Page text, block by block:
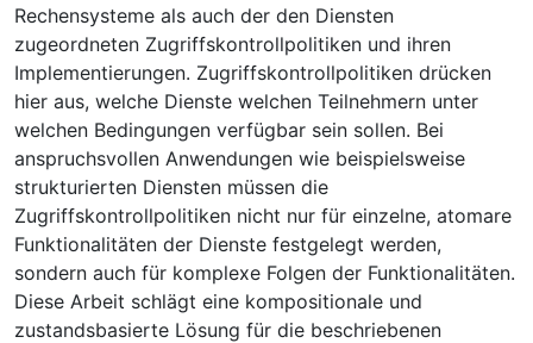
Rechensysteme als auch der den Diensten
zugeordneten Zugriffskontrollpolitiken und ihren
Implementierungen. Zugriffskontrollpolitiken drücken
hier aus, welche Dienste welchen Teilnehmern unter
welchen Bedingungen verfügbar sein sollen. Bei
anspruchsvollen Anwendungen wie beispielsweise
strukturierten Diensten müssen die
Zugriffskontrollpolitiken nicht nur für einzelne, atomare
Funktionalitäten der Dienste festgelegt werden,
sondern auch für komplexe Folgen der Funktionalitäten.
Diese Arbeit schlägt eine kompositionale und
zustandsbasierte Lösung für die beschriebenen